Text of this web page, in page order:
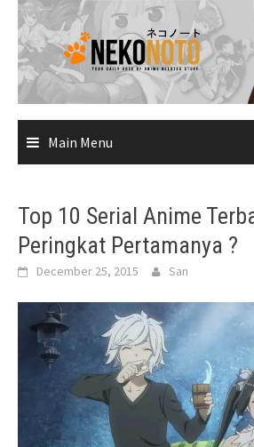
Skip
content
Main Menu
Top 10 Serial Anime
Peringkat Pertamanya ?
December 25, 2015 San